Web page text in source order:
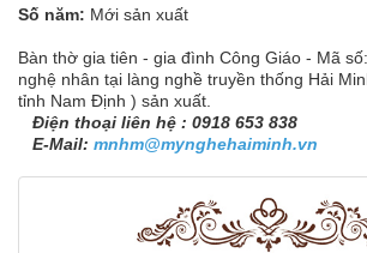
Số năm: Mới sản xuất
Bàn thờ gia tiên - gia đình Công Giáo - Mã
nghệ nhân tại làng nghề truyền thống Hải
tỉnh Nam Định ) sản xuất.
Điện thoại liên hệ : 0918 653 838
E-Mail: mnhm@mynghehaiminh.vn